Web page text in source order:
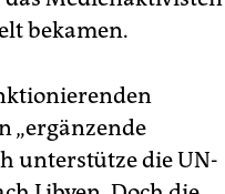
bekamen.
„ergänzende
unterstütze die UN-